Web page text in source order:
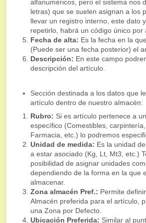
alfanuméricos, pero el sistema nos
letras) que se suelen asignan a los
llevar un registro interno, este dato
repetirlo, habrá un código único por
Fecha de alta: Es la fecha en la
(Puede ser una fecha posterior) el
Descripción: En este campo
descripción del artículo.
Sección destinada a los datos que
artículo dentro de nuestro almacén:
Rubro: Si es artículo pertenece a
específico (Comestibles,
Farmacia, etc.) lo podremos
Unidad de medida: Es la unidad
a estar asociado (Kg, Lt, Mt3, etc.)
posibilidad de asignar unidades
dependiendo de la forma en la que
almacenar.
Zona almacén Pref.: Permite
Almacén preferida para el artículo,
una Zona por Defecto.
Ubicación Preferida: Similar al